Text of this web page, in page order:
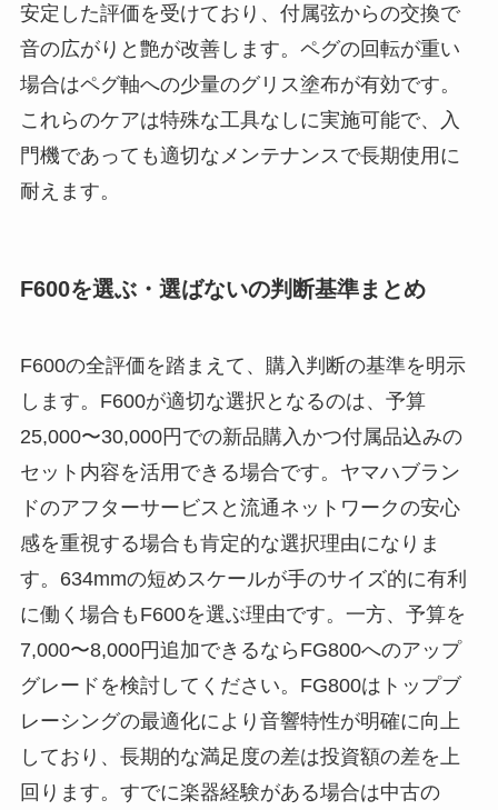
安定した評価を受けており、付属弦からの交換で
音の広がりと艶が改善します。ペグの回転が重い
場合はペグ軸への少量のグリス塗布が有効です。
これらのケアは特殊な工具なしに実施可能で、入
門機であっても適切なメンテナンスで長期使用に
耐えます。
F600を選ぶ・選ばないの判断基準まとめ
F600の全評価を踏まえて、購入判断の基準を明示
します。F600が適切な選択となるのは、予算
25,000〜30,000円での新品購入かつ付属品込みの
セット内容を活用できる場合です。ヤマハブラン
ドのアフターサービスと流通ネットワークの安心
感を重視する場合も肯定的な選択理由になりま
す。634mmの短めスケールが手のサイズ的に有利
に働く場合もF600を選ぶ理由です。一方、予算を
7,000〜8,000円追加できるならFG800へのアップ
グレードを検討してください。FG800はトップブ
レーシングの最適化により音響特性が明確に向上
しており、長期的な満足度の差は投資額の差を上
回ります。すでに楽器経験がある場合は中古の